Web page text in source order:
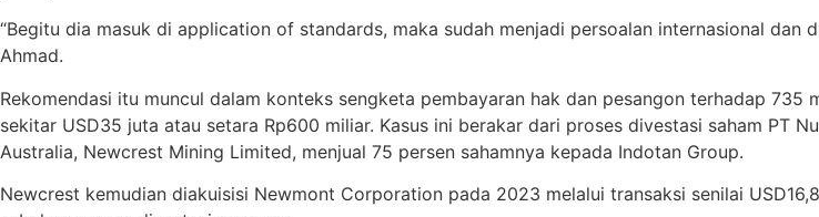
“Begitu dia masuk di application of standards, maka sudah menjadi persoalan internasional
Ahmad.
Rekomendasi itu muncul dalam konteks sengketa pembayaran hak dan pesangon terhadap
sekitar USD35 juta atau setara Rp600 miliar. Kasus ini berakar dari proses divestasi saham PT
Australia, Newcrest Mining Limited, menjual 75 persen sahamnya kepada Indotan Group.
Newcrest kemudian diakuisisi Newmont Corporation pada 2023 melalui transaksi senilai